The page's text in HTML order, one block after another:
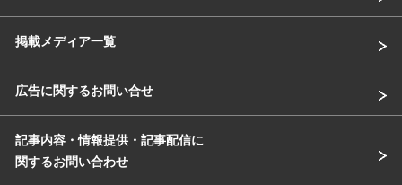
掲載メディア一覧
広告に関するお問い合せ
記事内容・情報提供・記事配信に
関するお問い合わせ